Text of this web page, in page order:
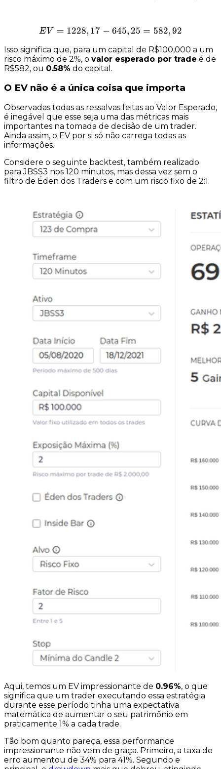
EV = 1228,17 - 645,25 =
EV = 1228, 17 − 645, 25 = 582,92
Isso significa que, para um capital de R$100,000 a um
risco máximo de 2%, o valor esperado por trade é de
R$582, ou 0.58% do capital.
O EV não é a única coisa que importa
Observadas todas as ressalvas feitas ao Valor Esperado,
é inegável que esse seja uma das métricas mais
importantes na tomada de decisão de um trader.
Ainda assim, o EV por si só não carrega todas as
informações.
Considere o seguinte backtest, também realizado
paraJBSS3 nos 120 minutos, mas dessa vez sem o
filtro de Éden dos Traders e com um risco fixo de 2:1.
Aqui, temos um EV impressionante de 0.96%, o que
significa que um trader executando essa estratégia
durante esse período tinha uma expectativa
matemática de aumentar o seu patrimônio em
praticamente 1% a cada trade.
Tão bom quanto pareça, essa performance
impressionante não vem de graça. Primeiro, a taxa de
erro aumentou de 34% para 41%. Segundo e